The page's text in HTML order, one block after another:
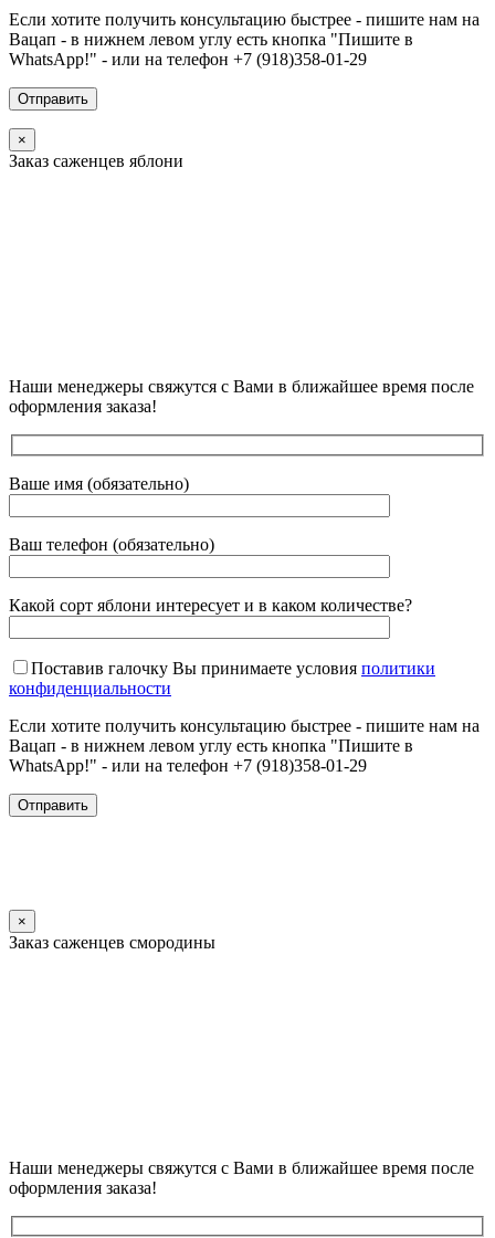
Если хотите получить консультацию быстрее - пишите нам на
Вацап - в нижнем левом углу есть кнопка "Пишите в
WhatsApp!" - или на телефон +7 (918)358-01-29
×
Заказ саженцев яблони
Наши менеджеры свяжутся с Вами в ближайшее время после
оформления заказа!
Ваше имя (обязательно)
Ваш телефон (обязательно)
Какой сорт яблони интересует и в каком количестве?
Поставив галочку Вы принимаете условия политики
конфиденциальности
Если хотите получить консультацию быстрее - пишите нам на
Вацап - в нижнем левом углу есть кнопка "Пишите в
WhatsApp!" - или на телефон +7 (918)358-01-29
×
Заказ саженцев смородины
Наши менеджеры свяжутся с Вами в ближайшее время после
оформления заказа!